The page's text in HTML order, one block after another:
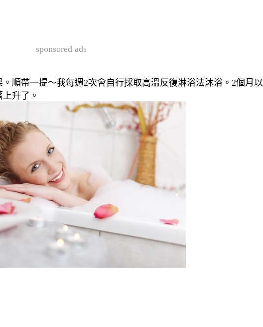
sponsored ads
順帶一提～我每週2次會自行採取高溫反復淋浴法沐浴。2個月以
升了。